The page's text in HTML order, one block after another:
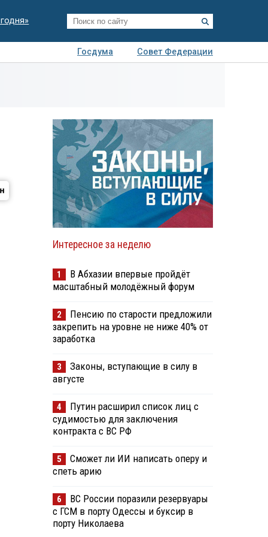
Госдума
Совет Федерации
Интересное за неделю
1
В Абхазии впервые пройдёт
масштабный молодёжный форум
2
Пенсию по старости предложили
закрепить на уровне не ниже 40% от
заработка
3
Законы, вступающие в силу в
августе
4
Путин расширил список лиц с
судимостью для заключения
контракта с ВС РФ
5
Сможет ли ИИ написать оперу и
спеть арию
6
ВС России поразили резервуары
с ГСМ в порту Одессы и буксир в
порту Николаева